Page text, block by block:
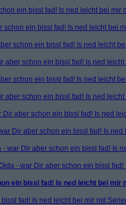
ein bissl fad! Is ned leicht bei mir
schon ein bissl fad! Is ned leicht bei
schon ein bissl fad! Is ned leicht
aber schon ein bissl fad! Is ned
schon ein bissl fad! Is ned leicht
aber schon ein bissl fad! Is ned
Dir aber schon ein bissl fad! Is ned
Dir aber schon ein bissl fad! Is
- war Dir aber schon ein bissl fad! Is
- war Dir aber schon ein bissl
ein bissl fad! Is ned leicht bei mir
fad! Is ned leicht bei mir mit